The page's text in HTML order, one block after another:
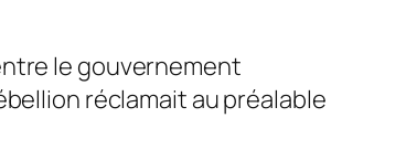
le gouvernement
réclamait au préalable